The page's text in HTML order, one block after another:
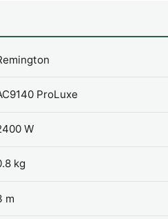
ProLuxe
W
kg
m